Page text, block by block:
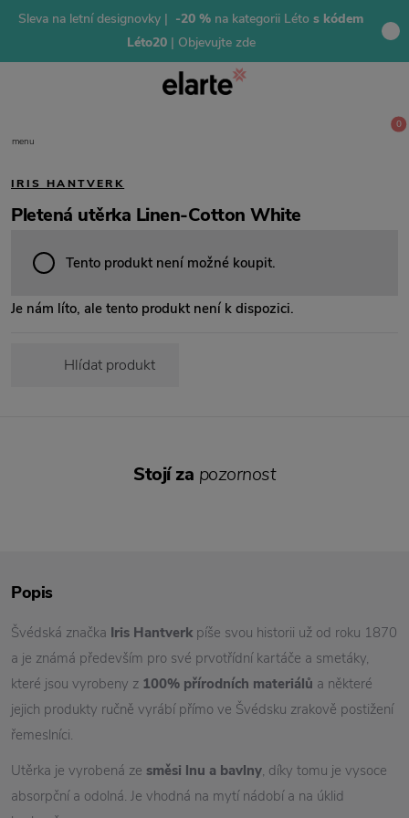
Sleva na letní designovky | -20 % na kategorii Léto s kódem
Léto20 | Objevujte zde
menu
0
IRIS HANTVERK
Pletená utěrka Linen-Cotton White
Tento produkt není možné koupit.
Je nám líto, ale tento produkt není k dispozici.
Hlídat produkt
Popis
Švédská značka Iris Hantverk píše svou historii už od roku 1870
a je známá především pro své prvotřídní kartáče a smetáky,
které jsou vyrobeny z 100% přírodních materiálů a některé
jejich produkty ručně vyrábí přímo ve Švédsku zrakově postižení
řemeslníci.
Utěrka je vyrobená ze směsi lnu a bavlny, díky tomu je vysoce
absorpční a odolná. Je vhodná na mytí nádobí a na úklid
Stojí za pozornost